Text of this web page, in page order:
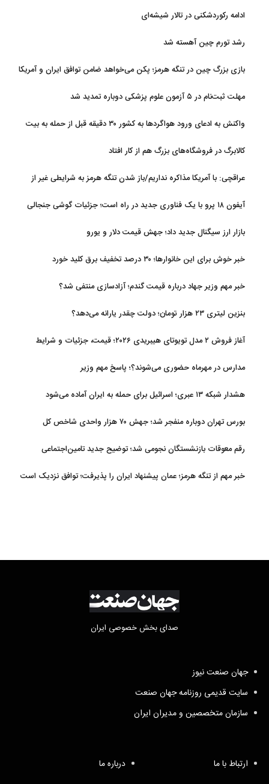
ادامه رکوردشکنی در تالار شیشه‌ای
رشد تورم چین آهسته شد
بازی بزرگ چین در تنگه هرمز؛ پکن می‌خواهد ضامن توافق ایران و آمریکا
مهلت ثبت‌نام در ۵ آزمون علوم پزشکی دوباره تمدید شد
واکنش به ادعای ورود هواگردها به کشور ۳۰ دقیقه قبل از حمله به بیت
کالابرگ در فروشگاه‌های بزرگ هم از کار افتاد
عراقچی: با آمریکا مذاکره نداریم/باز شدن تنگه هرمز به شرایطی غیر از
آیفون ۱۸ پرو با یک فناوری جدید در راه است؛ جزئیات گوشی جنجالی
بازار ارز سیگنال جدید داد؛ جهش قیمت دلار و یورو
خبر خوش برای این خانوارها؛ ۳۰ درصد تخفیف برق کلید خورد
خبر مهم وزیر جهاد درباره قیمت گندم؛ آزادسازی منتفی شد؟
بنزین لیتری ۲۳ هزار تومان؛ دولت چقدر یارانه می‌دهد؟
آغاز فروش ۲ مدل تویوتای هیبریدی ۲۰۲۶؛ قیمت، جزئیات و شرایط
مدارس در مهرماه حضوری می‌شوند؟؛ پاسخ مهم وزیر
هشدار شبکه ۱۳ عبری؛ اسرائیل برای حمله به ایران آماده می‌شود
بورس تهران دوباره منفجر شد؛ جهش ۷۰ هزار واحدی شاخص کل
رقم معوقات بازنشستگان نجومی شد؛ توضیح جدید تامین‌اجتماعی
خبر مهم از تنگه هرمز؛ عمان پیشنهاد ایران را پذیرفت؛ توافق نزدیک است
صدای بخش خصوصی ایران
جهان صنعت نیوز
سایت قدیمی روزنامه جهان صنعت
سازمان متخصصین و مدیران ایران
ارتباط با ما درباره ما